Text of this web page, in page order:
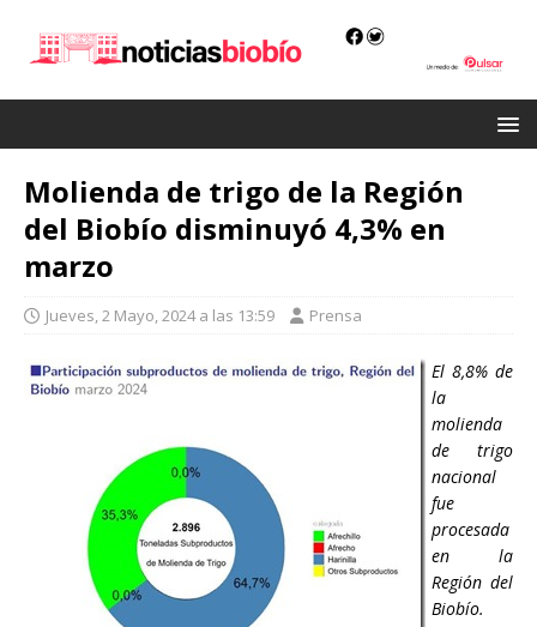
Molienda de trigo de la Región
del Biobío disminuyó 4,3% en
marzo
Jueves, 2 Mayo, 2024 a las 13:59 Prensa
El 8,8% de
la
molienda
de trigo
nacional
fue
procesada
en la
Región del
Biobío.